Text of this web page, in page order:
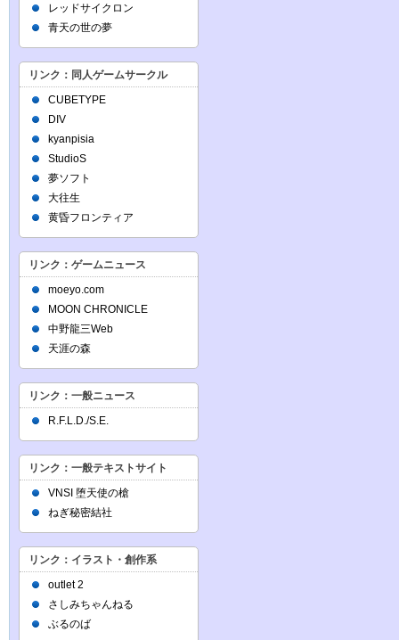
レッドサイクロン
青天の世の夢
リンク：同人ゲームサークル
CUBETYPE
DIV
kyanpisia
StudioS
夢ソフト
大往生
黄昏フロンティア
リンク：ゲームニュース
moeyo.com
MOON CHRONICLE
中野龍三Web
天涯の森
リンク：一般ニュース
R.F.L.D./S.E.
リンク：一般テキストサイト
VNSI 堕天使の槍
ねぎ秘密結社
リンク：イラスト・創作系
outlet 2
さしみちゃんねる
ぶるのば